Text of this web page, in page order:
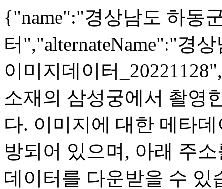
{"name":"경상남도 하동
터","alternateName":"경
이미지데이터
소재의 삼성궁에서 촬영
다. 이미지에 대한 메타
방되어 있으며, 아래 주
데이터를 다운받을 수 있